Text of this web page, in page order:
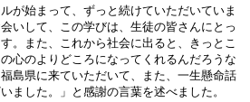
が始まって、ずっと続けていただいていま
いして、この学びは、生徒の皆さんにとっ
。また、これから社会に出ると、きっとこ
心のよりどころになってくれるんだろうな
島県に来ていただいて、また、一生懸命話
ました。」と感謝の言葉を述べました。